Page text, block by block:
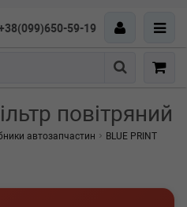
59-19
Пошук
повітряний
автозапчастин
BLUE PRINT